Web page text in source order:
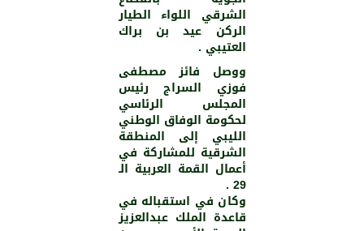
الشرقي اللواء الطيار
الركن عيد بن براك
العتيبي .
ووصل فائز مصطفى
فوزي السراج رئيس
المجلس الرئاسي
لحكومة الوفاق الوطني
الليبي إلى المنطقة
الشرقية للمشاركة في
أعمال القمة العربية الـ
29 .
وكان في استقباله في
قاعدة الملك عبدالعزيز